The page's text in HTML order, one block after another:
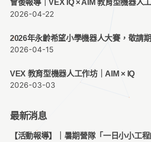
會後報導｜VEX IQ × AIM 教育型機器人
2026-04-22
2026年永齡希望小學機器人大賽，敬請期
2026-04-15
VEX 教育型機器人工作坊｜AIM × IQ
2026-03-03
最新消息
【活動報導】｜暑期營隊「一日小小工程